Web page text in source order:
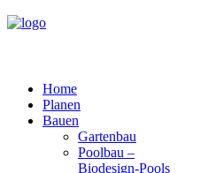
Home
Planen
Bauen
Gartenbau
Poolbau –
Biodesign-Pools